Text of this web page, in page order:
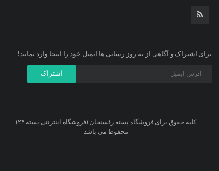
برای اشتراک و آگاهی از به روز رسانی ها ایمیل خود را اینجا وارد نمایید!
اشتراک
کلیه حقوق برای فروشگاه پسته رفسنجان (فروشگاه اینترنتی پسته ۲۴)
محفوظ می باشد